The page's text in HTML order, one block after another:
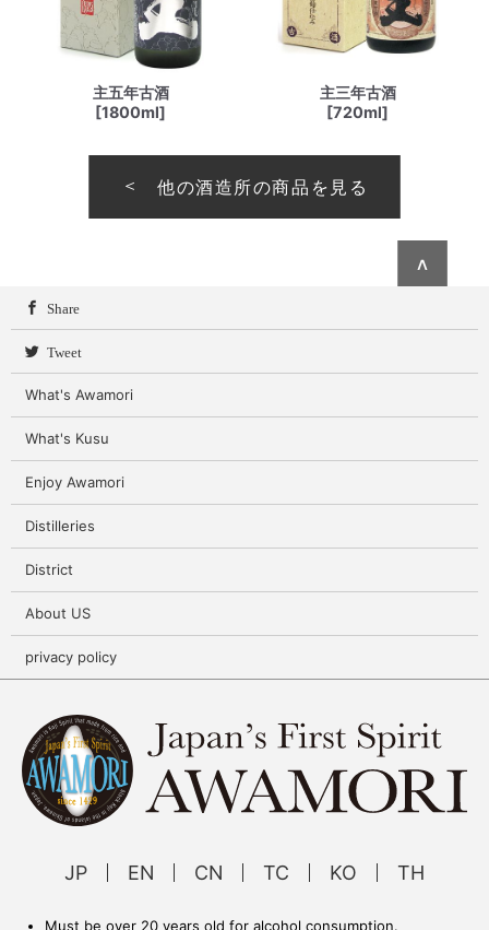
主五年古酒
[1800ml]
主三年古酒
[720ml]
他の酒造所の商品を見る
∧
Share
Tweet
What's Awamori
What's Kusu
Enjoy Awamori
Distilleries
District
About US
privacy policy
JP EN CN TC KO TH
Must be over 20 years old for alcohol consumption.